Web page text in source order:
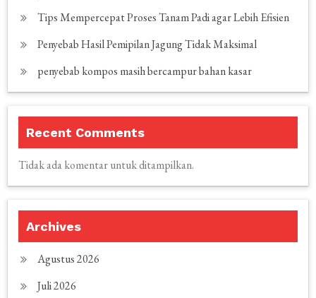
Tips Mempercepat Proses Tanam Padi agar Lebih Efisien
Penyebab Hasil Pemipilan Jagung Tidak Maksimal
penyebab kompos masih bercampur bahan kasar
Recent Comments
Tidak ada komentar untuk ditampilkan.
Archives
Agustus 2026
Juli 2026